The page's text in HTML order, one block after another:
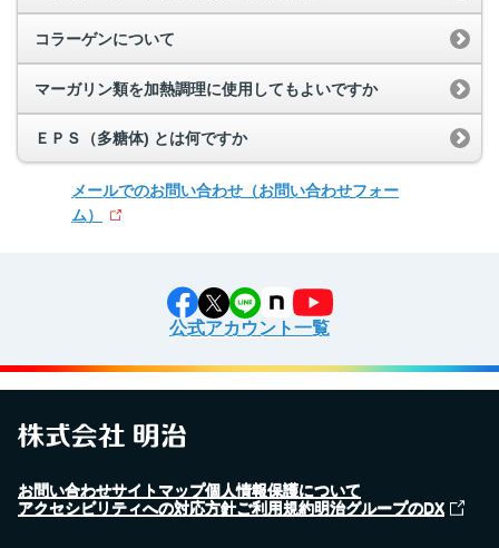
コラーゲンについて
マーガリン類を加熱調理に使用してもよいですか
ＥＰＳ（多糖体) とは何ですか
メールでのお問い合わせ （お問い合わせフォー
ム）
公式アカウント一覧
お問い合わせサイトマップ個人情報保護について
アクセシビリティへの対応方針ご利用規約明治グループのDX